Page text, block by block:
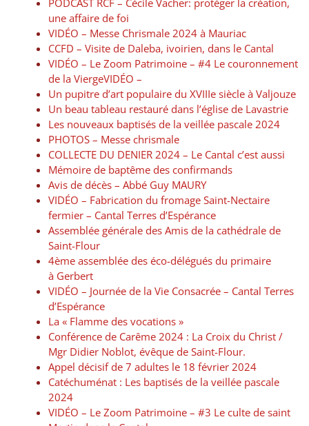
PODCAST RCF – Cécile Vacher: protéger la création,
une affaire de foi
VIDÉO – Messe Chrismale 2024 à Mauriac
CCFD – Visite de Daleba, ivoirien, dans le Cantal
VIDÉO – Le Zoom Patrimoine – #4 Le couronnement
de la ViergeVIDÉO –
Un pupitre d’art populaire du XVIIIe siècle à Valjouze
Un beau tableau restauré dans l’église de Lavastrie
Les nouveaux baptisés de la veillée pascale 2024
PHOTOS – Messe chrismale
COLLECTE DU DENIER 2024 – Le Cantal c’est aussi
Mémoire de baptême des confirmands
Avis de décès – Abbé Guy MAURY
VIDÉO – Fabrication du fromage Saint-Nectaire
fermier – Cantal Terres d’Espérance
Assemblée générale des Amis de la cathédrale de
Saint-Flour
4ème assemblée des éco-délégués du primaire
à Gerbert
VIDÉO – Journée de la Vie Consacrée – Cantal Terres
d’Espérance
La « Flamme des vocations »
Conférence de Carême 2024 : La Croix du Christ /
Mgr Didier Noblot, évêque de Saint-Flour.
Appel décisif de 7 adultes le 18 février 2024
Catéchuménat : Les baptisés de la veillée pascale
2024
VIDÉO – Le Zoom Patrimoine – #3 Le culte de saint